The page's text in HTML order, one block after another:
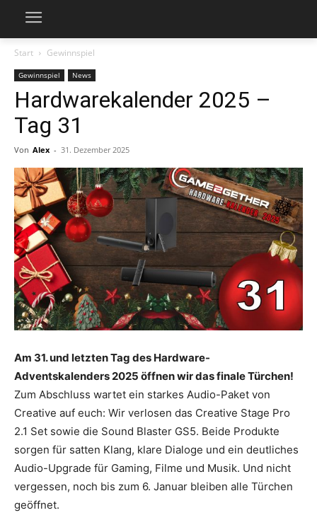
Start Gewinnspiel
Gewinnspiel News
Hardwarekalender 2025 –
Tag 31
Von Alex - 31. Dezember 2025
Am 31. und letzten Tag des Hardware-
Adventskalenders 2025 öffnen wir das finale Türchen!
Zum Abschluss wartet ein starkes Audio-Paket von
Creative auf euch: Wir verlosen das Creative Stage Pro
2.1 Set sowie die Sound Blaster GS5. Beide Produkte
sorgen für satten Klang, klare Dialoge und ein deutliches
Audio-Upgrade für Gaming, Filme und Musik. Und nicht
vergessen, noch bis zum 6. Januar bleiben alle Türchen
geöffnet.